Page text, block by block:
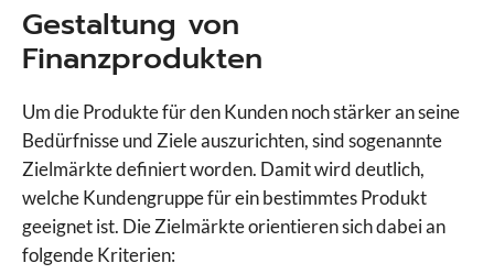
Gestaltung von
Finanzprodukten
Um die Produkte für den Kunden noch stärker an seine
Bedürfnisse und Ziele auszurichten, sind sogenannte
Zielmärkte definiert worden. Damit wird deutlich,
welche Kundengruppe für ein bestimmtes Produkt
geeignet ist. Die Zielmärkte orientieren sich dabei an
folgende Kriterien: